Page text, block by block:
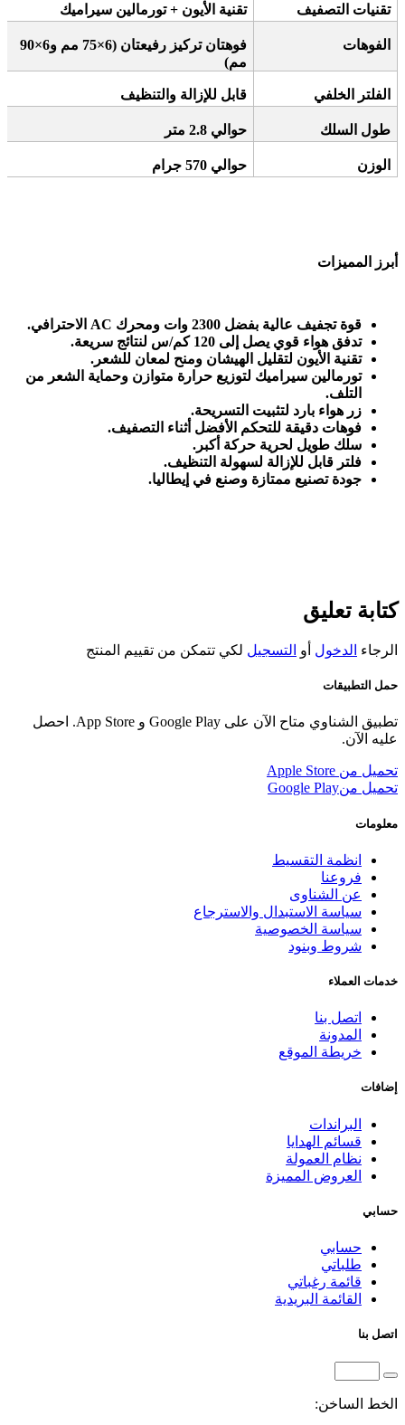
تقنيات التصفيف تقنية الأيون + تورمالين سيراميك
الفوهات
فوهتان تركيز رفيعتان (6×75 مم و6×90
مم)
الفلتر الخلفي قابل للإزالة والتنظيف
طول السلك حوالي 2.8 متر
الوزن حوالي 570 جرام
أبرز المميزات
قوة تجفيف عالية بفضل 2300 وات ومحرك الاحترافي.
تدفق هواء قوي يصل إلى 120 كم/س لنتائج سريعة
.
تقنية الأيون لتقليل الهيشان ومنح لمعان للشعر .
تورمالين سيراميك لتوزيع حرارة متوازن وحماية الشعر من
التلف.
زر هواء بارد لتثبيت التسريحة.
فوهات دقيقة للتحكم الأفضل أثناء التصفيف.
سلك طويل لحرية حركة أكبر .
فلتر قابل للإزالة لسهولة التنظيف.
جودة تصنيع ممتازة وصنع في إيطاليا.
كتابة تعليق
الرجاء الدخول أو التسجيل لكي تتمكن من تقييم المنتج
حمل التطبيقات
تطبيق الشناوي متاح الآن على Google Play و App Store. احصل
عليه الآن.
تحميل من Apple Store
تحميل منGoogle Play
معلومات
انظمة التقسيط
فروعنا
عن الشناوى
سياسة الاستبدال والاسترجاع
سياسة الخصوصية
شروط وبنود
خدمات العملاء
اتصل بنا
المدونة
خريطة الموقع
إضافات
البراندات
قسائم الهدايا
نظام العمولة
العروض المميزة
حسابي
حسابي
طلباتي
قائمة رغباتي
القائمة البريدية
اتصل بنا
الخط الساخن: